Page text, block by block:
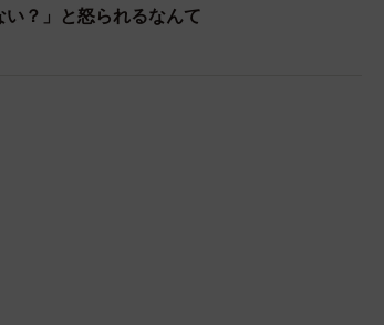
？」と怒られるなんて